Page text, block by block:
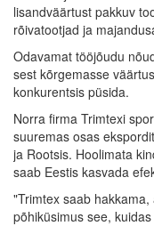
lisandväärtust pakkuv
rõivatootjad ja
Odavamat tööjõudu
sest kõrgemasse
konkurentsis püsida.
Norra firma Trimtexi
suuremas osas
ja Rootsis. Hoolimata
saab Eestis kasvada
"Trimtex saab
põhiküsimus see,